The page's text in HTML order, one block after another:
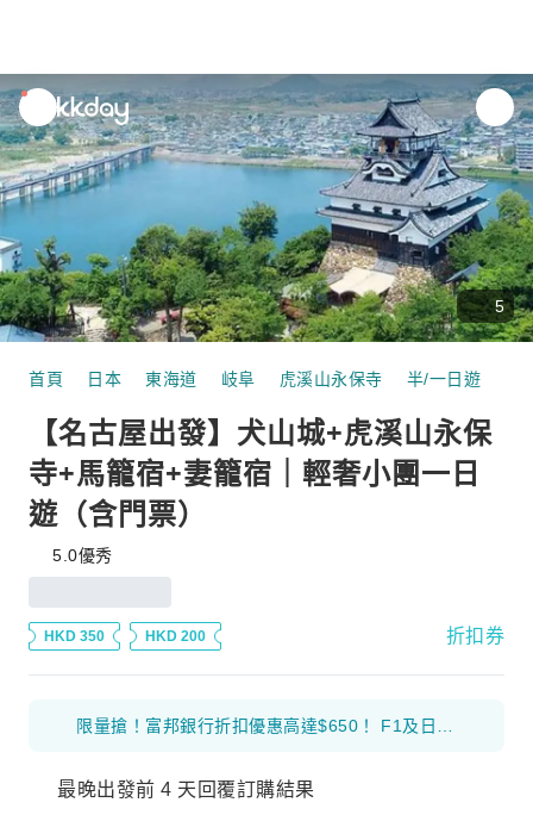
unread
notifications
5
首頁 日本 東海道 岐阜 虎溪山永保寺 半/一日遊
【名古屋出發】犬山城+虎溪山永保
寺+馬籠宿+妻籠宿｜輕奢小團一日
遊（含門票）
5.0優秀
HKD 350 HKD 200 折扣券
最晚出發前 4 天回覆訂購結果